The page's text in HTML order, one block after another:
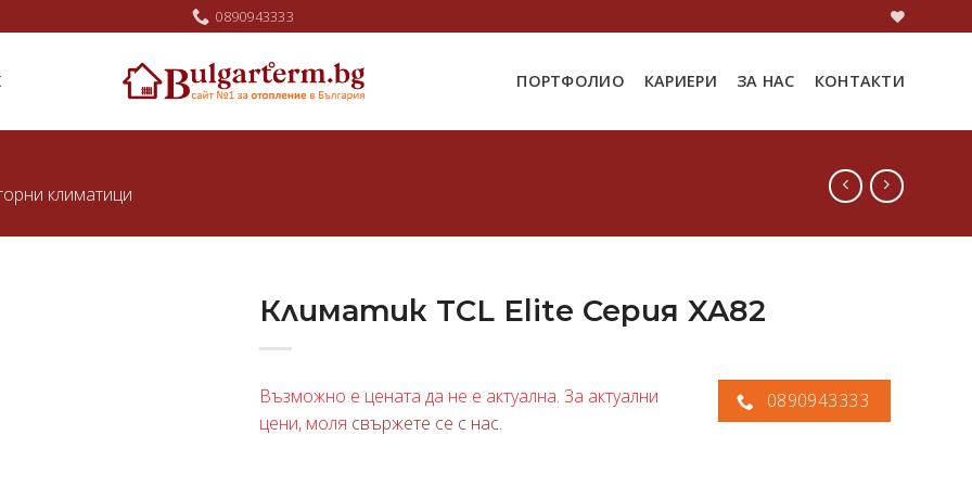
0890943333
ПОРТФОЛИО КАРИЕРИ ЗА НАС КОНТАКТИ
климатици
Климатик TCL Elite Серия XA82
Възможно е цената да не е актуална. За актуални
цени, моля свържете се с нас.
0890943333